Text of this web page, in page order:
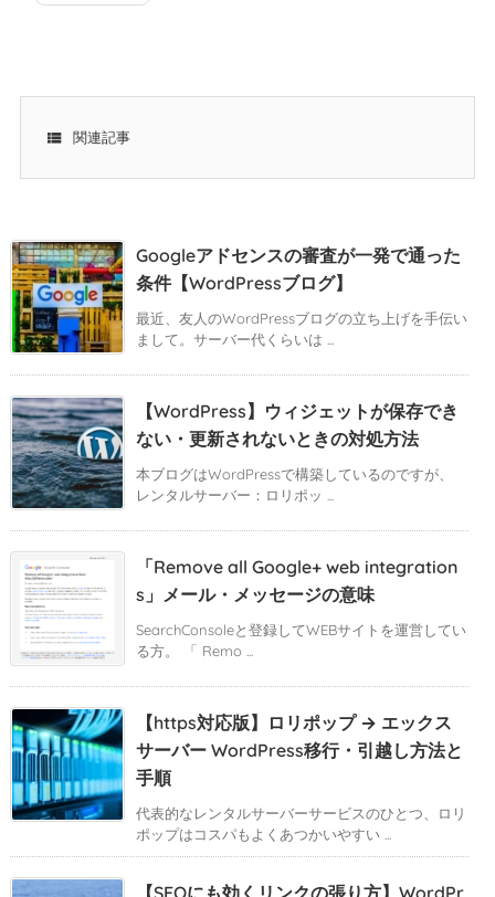
 関連記事
Googleアドセンスの審査が一発で通った
条件【WordPressブログ】
最近、友人のWordPressブログの立ち上げを手伝い
まして。サーバー代くらいは ...
【WordPress】ウィジェットが保存でき
ない・更新されないときの対処方法
本ブログはWordPressで構築しているのですが、
レンタルサーバー：ロリポッ ...
「Remove all Google+ web integration
s」メール・メッセージの意味
SearchConsoleと登録してWEBサイトを運営してい
る方。 「 Remo ...
【https対応版】ロリポップ → エックス
サーバー WordPress移行・引越し方法と
手順
代表的なレンタルサーバーサービスのひとつ、ロリ
ポップはコスパもよくあつかいやすい ...